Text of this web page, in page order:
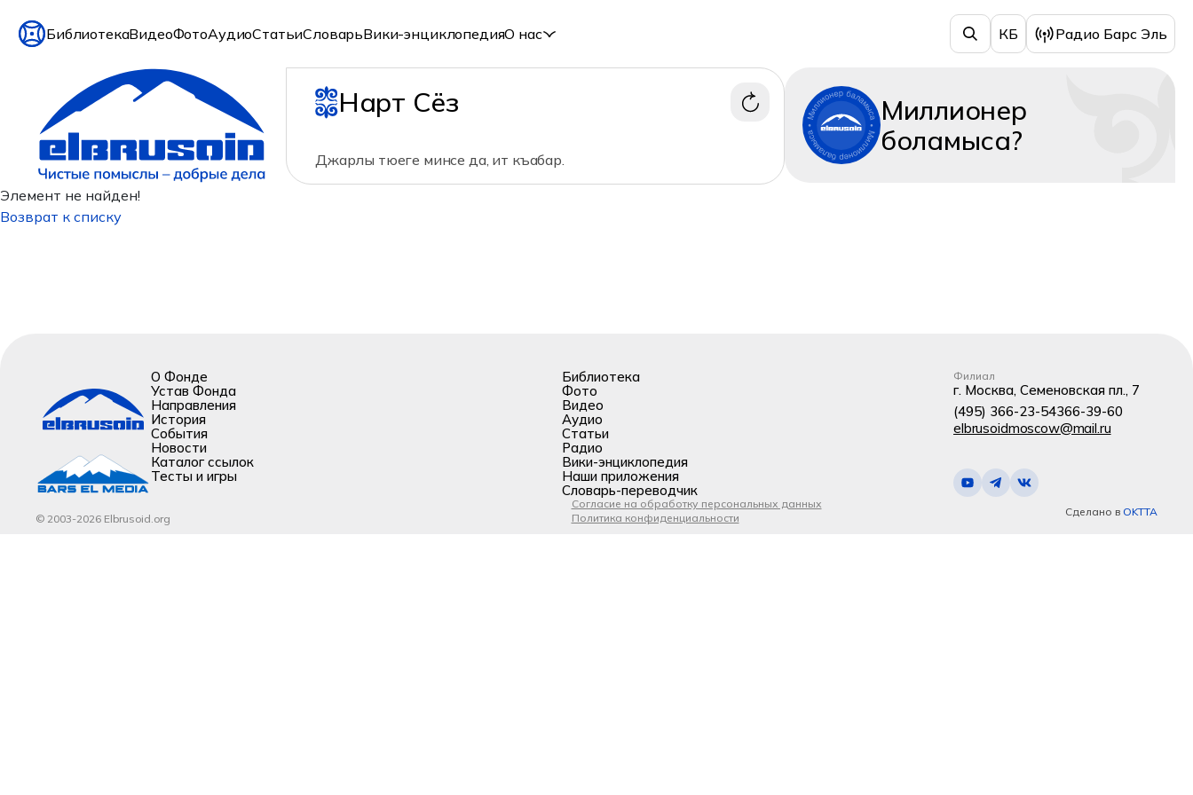
БиблиотекаВидеоФотоАудиоСтатьиСловарьВики-энциклопедияО нас КБ Радио Барс Эль
Нарт Сёз
Джарлы тюеге минсе да, ит къабар.
Миллионер
боламыса?
Элемент не найден!
Возврат к списку
О Фонде
Устав Фонда
Направления
История
События
Новости
Каталог ссылок
Тесты и игры
Библиотека
Фото
Видео
Аудио
Статьи
Радио
Вики-энциклопедия
Наши приложения
Словарь-переводчик
Филиал
г. Москва, Семеновская пл., 7
(495) 366-23-54366-39-60
elbrusoidmoscow@mail.ru
© 2003-2026 Elbrusoid.org
Согласие на обработку персональных данных
Политика конфиденциальности
Сделано в OKTTA